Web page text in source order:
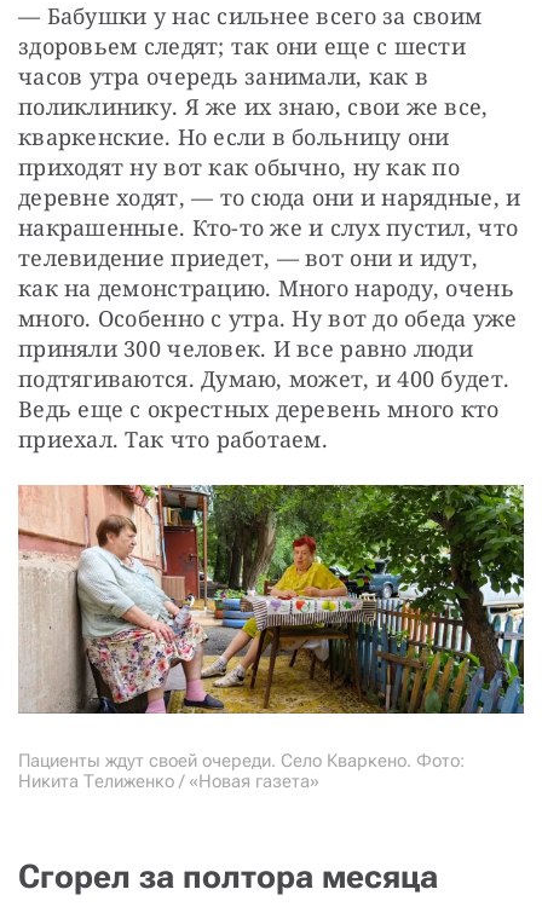
— Бабушки у нас сильнее всего за своим
здоровьем следят; так они еще с шести
часов утра очередь занимали, как в
поликлинику. Я же их знаю, свои же все,
кваркенские. Но если в больницу они
приходят ну вот как обычно, ну как по
деревне ходят, — то сюда они и нарядные, и
накрашенные. Кто-то же и слух пустил, что
телевидение приедет, — вот они и идут,
как на демонстрацию. Много народу, очень
много. Особенно с утра. Ну вот до обеда уже
приняли 300 человек. И все равно люди
подтягиваются. Думаю, может, и 400 будет.
Ведь еще с окрестных деревень много кто
приехал. Так что работаем.
Пациенты ждут своей очереди. Село Кваркено. Фото:
Никита Телиженко / «Новая газета»
Сгорел за полтора месяца